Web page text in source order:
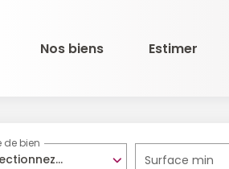
Nos biens Estimer
de bien
Surface min